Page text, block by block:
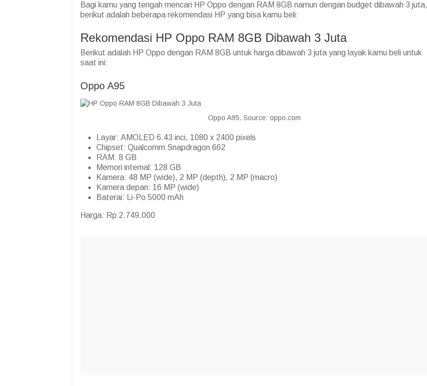
Bagi kamu yang tengah mencari HP Oppo dengan RAM 8GB namun dengan budget dibawah 3 juta,
berikut adalah beberapa rekomendasi HP yang bisa kamu beli:
Rekomendasi HP Oppo RAM 8GB Dibawah 3 Juta
Berikut adalah HP Oppo dengan RAM 8GB untuk harga dibawah 3 juta yang layak kamu beli untuk
saat ini:
Oppo A95
Oppo A95. Source: oppo.com
Layar: AMOLED 6.43 inci, 1080 x 2400 pixels
Chipset: Qualcomm Snapdragon 662
RAM: 8 GB
Memori internal: 128 GB
Kamera: 48 MP (wide), 2 MP (depth), 2 MP (macro)
Kamera depan: 16 MP (wide)
Baterai: Li-Po 5000 mAh
Harga: Rp 2.749.000